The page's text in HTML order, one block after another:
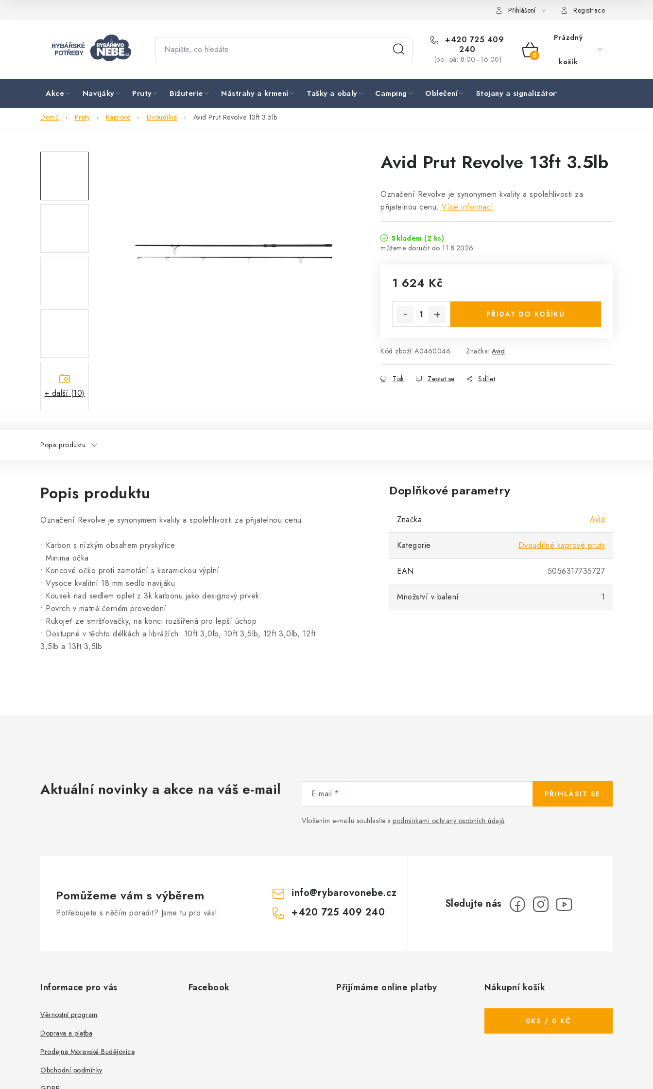
Přihlášení Registrace
+420 725 409
240
(po–pá: 8:00–16:00)
NÁKUPNÍ
Prázdný
košík
Akce Navijáky Pruty Bižuterie Nástrahy a krmení Tašky a obaly Camping Oblečení Stojany a signalizátory
Domů Pruty Kaprové Dvoudílné Avid Prut Revolve 13ft 3.5lb
+ další (10)
Avid Prut Revolve 13ft 3.5lb
Označení Revolve je synonymem kvality a spolehlivosti za
přijatelnou cenu. Více informací
Skladem (2 ks)
11.8.2026
1 624 Kč
PŘIDAT DO KOŠÍKU
Kód zboží: A0460046 Značka: Avid
Tisk Zeptat se Sdílet
Popis produktu
Popis produktu
Označení Revolve je synonymem kvality a spolehlivosti za přijatelnou cenu.
• Karbon s nízkým obsahem pryskyřice
• Minima očka
• Koncové očko proti zamotání s keramickou výplní
• Vysoce kvalitní 18 mm sedlo navijáku
• Kousek nad sedlem oplet z 3k karbonu jako designový prvek
• Povrch v matně černém provedení
• Rukojeť ze smršťovačky, na konci rozšířená pro lepší úchop
• Dostupné v těchto délkách a librážích: 10ft 3,0lb, 10ft 3,5lb, 12ft 3,0lb, 12ft
3,5lb a 13ft 3,5lb
Doplňkové parametry
Značka Avid
Kategorie Dvoudílné kaprové pruty
EAN 5056317735727
Množství v balení 1
Aktuální novinky a akce na váš e-mail E-mail
Vložením e-mailu souhlasíte s podmínkami ochrany osobních údajů
PŘIHLÁSIT SE
Pomůžeme vám s výběrem
Potřebujete s něčím poradit? Jsme tu pro vás!
info@rybarovonebe.cz
+420 725 409 240
Informace pro vás
Věrnostní program
Doprava a platba
Prodejna Moravské Budějovice
Obchodní podmínky
Facebook Přijímáme online platby Nákupní košík
0KS / 0 KČ